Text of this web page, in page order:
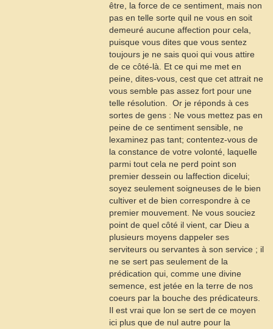
être, la force de ce sentiment, mais non
pas en telle sorte quil ne vous en soit
demeuré aucune affection pour cela,
puisque vous dites que vous sentez
toujours je ne sais quoi qui vous attire
de ce côté-là. Et ce qui me met en
peine, dites-vous, cest que cet attrait ne
vous semble pas assez fort pour une
telle résolution.  Or je réponds à ces
sortes de gens : Ne vous mettez pas en
peine de ce sentiment sensible, ne
lexaminez pas tant; contentez-vous de
la constance de votre volonté, laquelle
parmi tout cela ne perd point son
premier dessein ou laffection dicelui;
soyez seulement soigneuses de le bien
cultiver et de bien correspondre à ce
premier mouvement. Ne vous souciez
point de quel côté il vient, car Dieu a
plusieurs moyens dappeler ses
serviteurs ou servantes à son service ; il
ne se sert pas seulement de la
prédication qui, comme une divine
semence, est jetée en la terre de nos
coeurs par la bouche des prédicateurs.
Il est vrai que lon se sert de ce moyen
ici plus que de nul autre pour la